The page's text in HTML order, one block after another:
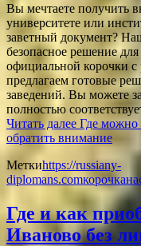
Вы мечтаете получить
университете или
заветный документ?
безопасное решение для
официальной корочки
предлагаем готовые
заведений. Вы можете
полностью
Читать далее Где можно
обратить внимание
Меткиhttps://russiany-
diplomans.comкорочка
Где и как
Иваново без